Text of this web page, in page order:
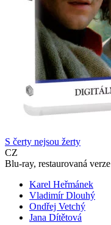
S čerty nejsou žerty
CZ
Blu-ray, restaurovaná verze
Karel Heřmánek
Vladimír Dlouhý
Ondřej Vetchý
Jana Dítětová